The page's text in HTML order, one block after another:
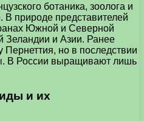
ботаника, зоолога и
природе представителей
Южной и Северной
Зеландии и Азии. Ранее
Пернеттия, но в последствии
В России выращивают лишь
и их